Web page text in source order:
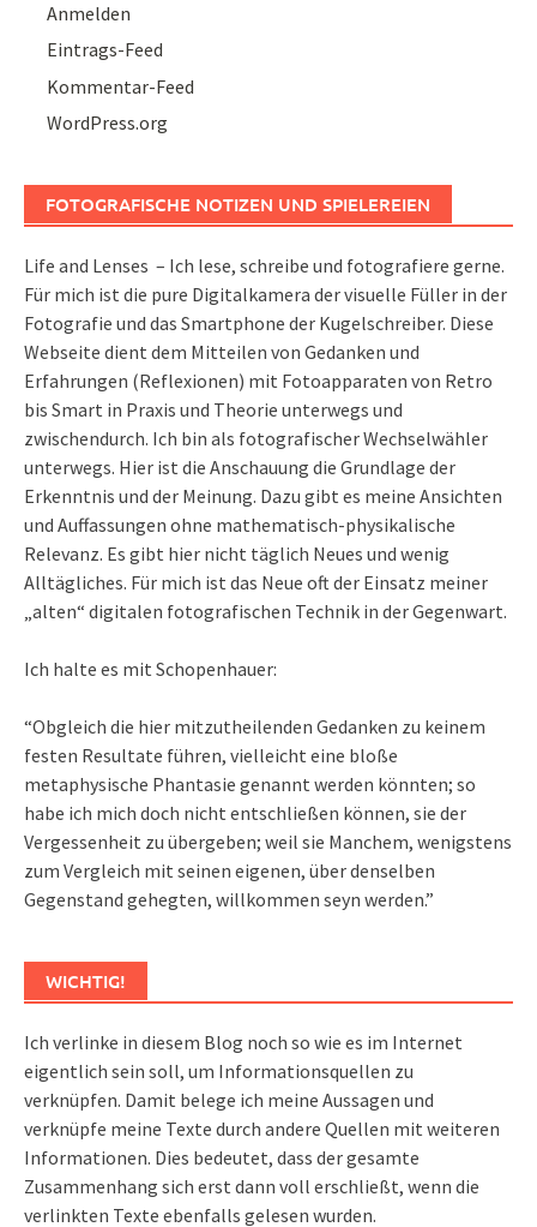
Anmelden
Eintrags-Feed
Kommentar-Feed
WordPress.org
FOTOGRAFISCHE NOTIZEN UND SPIELEREIEN
Life and Lenses – Ich lese, schreibe und fotografiere gerne.
Für mich ist die pure Digitalkamera der visuelle Füller in der
Fotografie und das Smartphone der Kugelschreiber. Diese
Webseite dient dem Mitteilen von Gedanken und
Erfahrungen (Reflexionen) mit Fotoapparaten von Retro
bis Smart in Praxis und Theorie unterwegs und
zwischendurch. Ich bin als fotografischer Wechselwähler
unterwegs. Hier ist die Anschauung die Grundlage der
Erkenntnis und der Meinung. Dazu gibt es meine Ansichten
und Auffassungen ohne mathematisch-physikalische
Relevanz. Es gibt hier nicht täglich Neues und wenig
Alltägliches. Für mich ist das Neue oft der Einsatz meiner
„alten“ digitalen fotografischen Technik in der Gegenwart.
Ich halte es mit Schopenhauer:
“Obgleich die hier mitzutheilenden Gedanken zu keinem
festen Resultate führen, vielleicht eine bloße
metaphysische Phantasie genannt werden könnten; so
habe ich mich doch nicht entschließen können, sie der
Vergessenheit zu übergeben; weil sie Manchem, wenigstens
zum Vergleich mit seinen eigenen, über denselben
Gegenstand gehegten, willkommen seyn werden.”
WICHTIG!
Ich verlinke in diesem Blog noch so wie es im Internet
eigentlich sein soll, um Informationsquellen zu
verknüpfen. Damit belege ich meine Aussagen und
verknüpfe meine Texte durch andere Quellen mit weiteren
Informationen. Dies bedeutet, dass der gesamte
Zusammenhang sich erst dann voll erschließt, wenn die
verlinkten Texte ebenfalls gelesen wurden.